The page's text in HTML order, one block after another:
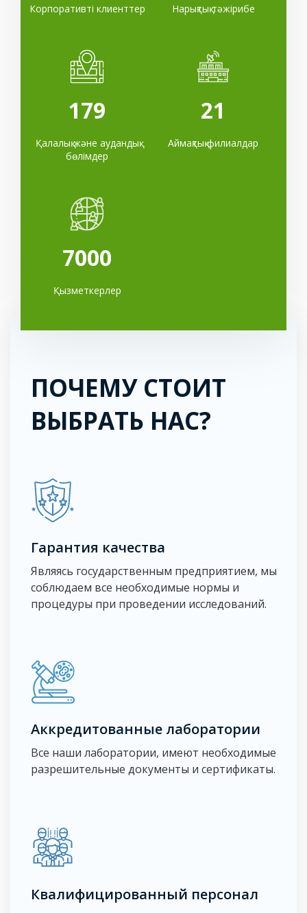
Корпоративті клиенттер Нарықтық тәжірибе
179
Қалалық және аудандық
бөлімдер
21
Аймақтық филиалдар
7000
Қызметкерлер
ПОЧЕМУ СТОИТ
ВЫБРАТЬ НАС?
Гарантия качества
Являясь государственным предприятием, мы
соблюдаем все необходимые нормы и
процедуры при проведении исследований.
Аккредитованные лаборатории
Все наши лаборатории, имеют необходимые
разрешительные документы и сертификаты.
Квалифицированный персонал